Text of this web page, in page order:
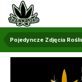
Pojedyncze Zdjęcia